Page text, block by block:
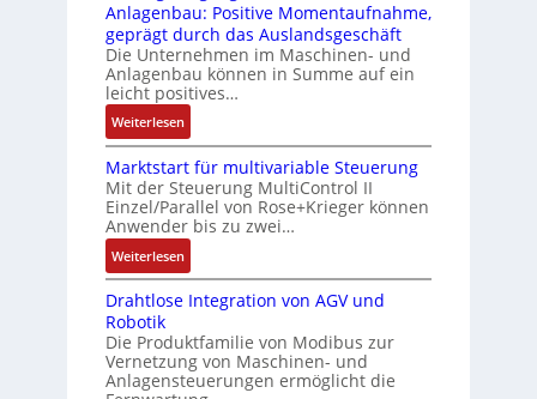
c
h
f
l
e
x
i
b
e
l
f
ü
r
i
e
A
e
n
4
G
u
n
d
5
G
a
u
f
e
n
R
e
r
t
i
i
e
r
n
g
e
s
t
c
k
a
u
s
g
l
e
i
c
h
s
e
m
e
Anlagenbau: Positive Momentaufnahme,
geprägt durch das Auslandsgeschäft
Die Unternehmen im Maschinen- und
Anlagenbau können in Summe auf ein
leicht positives…
Weiterlesen:
A
u
f
t
r
a
g
s
i
n
g
Marktstart für multivariable Steuerung
Mit der Steuerung MultiControl II
Einzel/Parallel von Rose+Krieger können
Anwender bis zu zwei…
Weiterlesen:
M
a
k
t
s
Drahtlose Integration von AGV und
Robotik
Die Produktfamilie von Modibus zur
Vernetzung von Maschinen- und
Anlagensteuerungen ermöglicht die